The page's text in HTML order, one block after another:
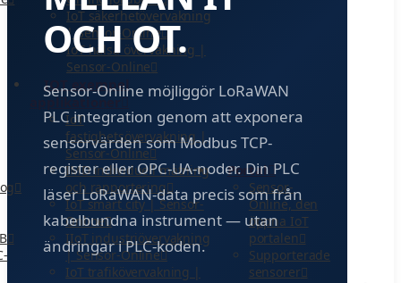
IoT säkerhetövervakning
| Sensor-Online
IoT hälsa övervakning |
Sensor-Online
IOT exempel
applikationer
IoT
fastighetsövervakning |
Sensor-Online
IMD individuell mätning
och rapportering
IoT smart city | Sensor-
Online
IIoT industriövervakning
| Sensor-Online
IoT trafikövervakning |
Portal
Sensor-
Online, den
öppna IoT
portalen
Supporterade
sensorer
OCH OT.
Sensor-Online möjliggör LoRaWAN
PLC integration genom att exponera
sensorvärden som Modbus TCP-
register eller OPC-UA-noder. Din PLC
läser LoRaWAN-data precis som från
kabelbundna instrument — utan
ändringar i PLC-koden.